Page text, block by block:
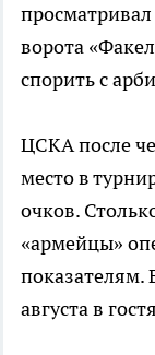
ворота
спорить с
ЦСКА после
место в
очков.
«армейцы»
августа в